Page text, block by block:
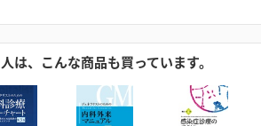
は、こんな商品も買っています。